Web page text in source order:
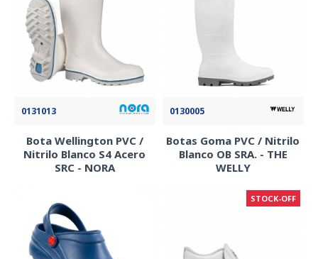
0131013
Bota Wellington PVC /
Nitrilo Blanco S4 Acero
SRC - NORA
0130005
Botas Goma PVC / Nitrilo
Blanco OB SRA. - THE
WELLY
STOCK-OFF